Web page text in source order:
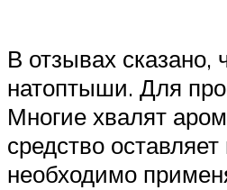
В отзывах
натоптыши. Для
Многие хвалят
средство
необходимо